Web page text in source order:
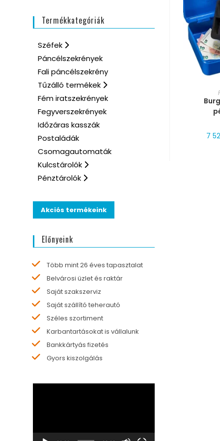
7
Termékkategóriák
Széfek
Páncélszekrények
Fali páncélszekrény
Tűzálló termékek
Fém iratszekrények
Fegyverszekrények
Időzáras kasszák
Postaládák
Csomagautomaták
Kulcstárolók
Pénztárolók
Akciós termékeink
Előnyeink
Több mint 26 éves tapasztalat
Belvárosi üzlet és raktár
Saját szakszerviz
Saját szállító teherautó
Széles szortiment
Karbantartásokat is vállalunk
Bankkártyás fizetés
Gyors kiszolgálás